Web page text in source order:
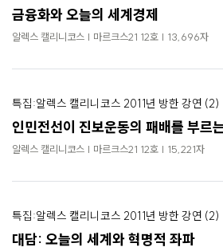
금융화와 오늘의 세계경제
알렉스 캘리니코스 | 마르크스21 12호 | 13,696자
특집:알렉스 캘리니코스 2011년 방한 강연 (2)
인민전선이 진보운동의 패배를 부르
알렉스 캘리니코스 | 마르크스21 12호 | 15,221자
특집:알렉스 캘리니코스 2011년 방한 강연 (2)
대담: 오늘의 세계와 혁명적 좌파